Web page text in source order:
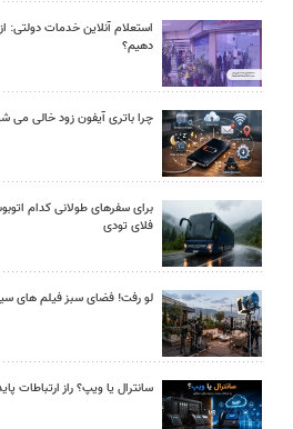
استعلام آنلاین خدمات دولتی:
دهیم؟
چرا باتری آیفون زود خالی می شود؟ ۹ راهکار
برای سفرهای طولانی کدام
فلای تودی
لو رفت! فضای سبز فیلم های
سانترال یا ویپ؟ راز ارتباطات